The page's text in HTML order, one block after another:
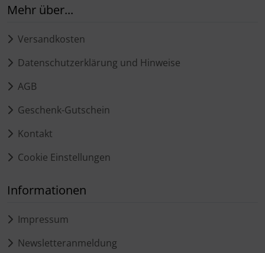
Mehr über...
Versandkosten
Datenschutzerklärung und Hinweise
AGB
Geschenk-Gutschein
Kontakt
Cookie Einstellungen
Informationen
Impressum
Newsletteranmeldung